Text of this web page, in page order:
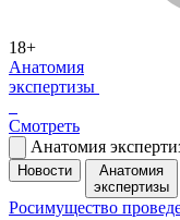
18+
Анатомия
экспертизы
Смотреть
Анатомия
Новости
Анатомия
экспертизы
Росимущество